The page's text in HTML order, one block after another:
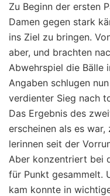
Zu Beginn der ersten
Damen gegen stark
ins Ziel zu bringen.
aber, und brachten
Abwehrspiel die Bälle
Angaben schlugen
verdienter Sieg nach
Das Ergebnis des
erscheinen als es
lerinnen seit der
Aber konzentriert bei
für Punkt gesammelt.
kam konnte in